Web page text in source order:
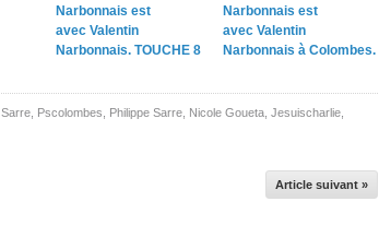
Narbonnais est
avec Valentin
Narbonnais. TOUCHE 8
Narbonnais est
avec Valentin
Narbonnais à Colombes.
Sarre Pscolombes Philippe Sarre Nicole Goueta Jesuischarlie
Article suivant »